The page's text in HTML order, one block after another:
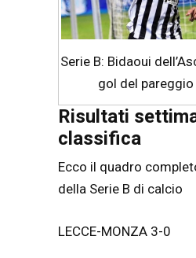
Serie B: Bidaoui
gol del
Risultati
classifica
Ecco il quadro
della Serie B di calcio
LECCE-MONZA 3-0